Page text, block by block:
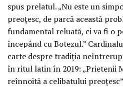
spus prelatul. „Nu este un
preoțesc, de parcă această
fundamental reluată, ci va fi o
începând cu Botezul.”
carte despre tradiția
în ritul latin în 2019: „Prietenii
reînnoită a celibatului